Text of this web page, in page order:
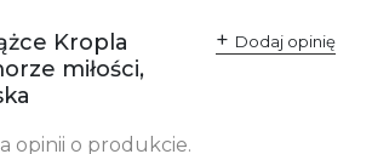
za
z
Sp. z o.o.
ul. Fredry 8
61-701 Poznań
Kropla
miłości,
Dodaj opinię
opinii o produkcie.